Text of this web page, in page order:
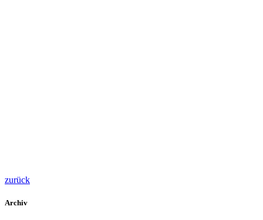
zurück
Archiv